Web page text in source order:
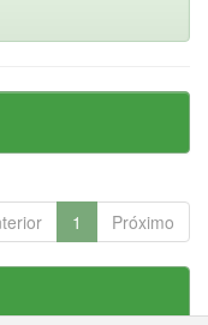
1 Próximo